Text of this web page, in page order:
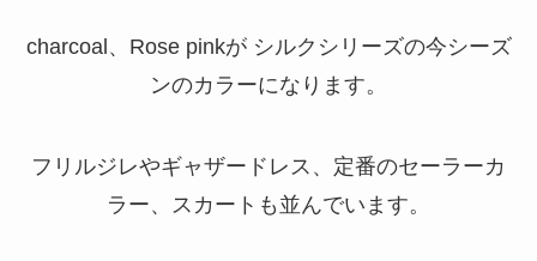
charcoal、Rose pinkが シルクシリーズの今シーズ
ンのカラーになります。
フリルジレやギャザードレス、定番のセーラーカ
ラー、スカートも並んでいます。